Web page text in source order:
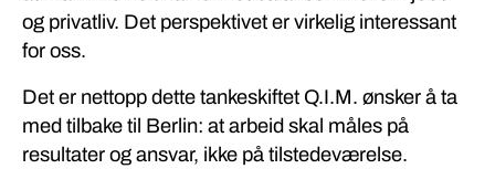
og privatliv. Det perspektivet er virkelig interessant
for oss.
Det er nettopp dette tankeskiftet Q.I.M. ønsker å ta
med tilbake til Berlin: at arbeid skal måles på
resultater og ansvar, ikke på tilstedeværelse.